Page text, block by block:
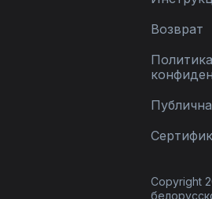
Возврат
Политика
Copyright